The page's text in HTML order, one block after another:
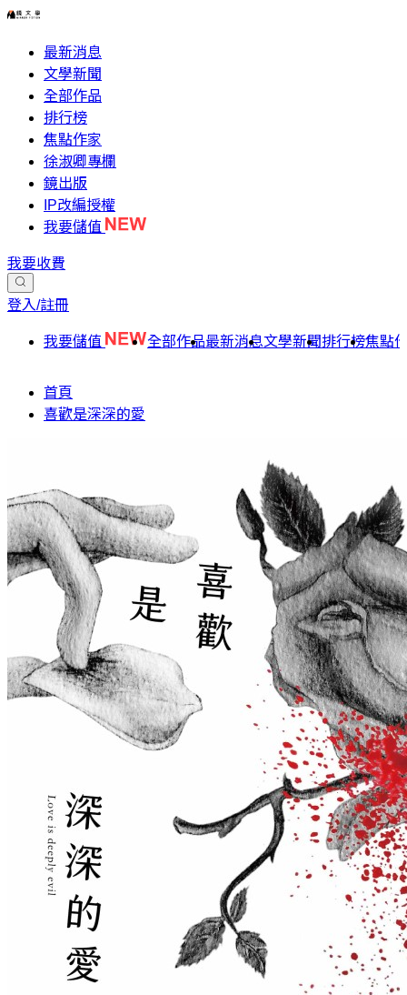
最新消息
文學新聞
全部作品
排行榜
焦點作家
徐淑卿專欄
鏡出版
IP改編授權
我要儲值
我要收費
登入/註冊
我要儲值 全部作品最新消息文學新聞排行榜焦點
首頁
喜歡是深深的愛